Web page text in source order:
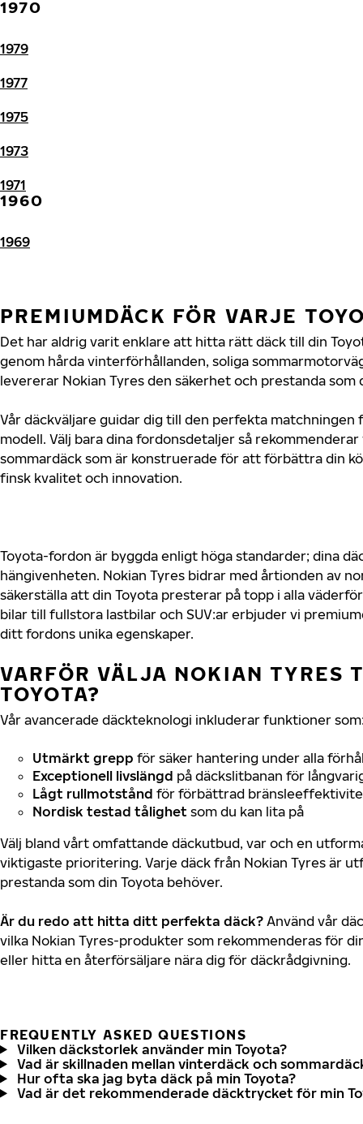
1970
1979
1977
1975
1973
1971
1960
1969
PREMIUMDÄCK FÖR VARJE
Det har aldrig varit enklare att hitta rätt däck till din
genom hårda vinterförhållanden, soliga
levererar Nokian Tyres den säkerhet och prestanda som
Vår däckväljare guidar dig till den perfekta matchningen
modell. Välj bara dina fordonsdetaljer så
sommardäck som är konstruerade för att förbättra din
finsk kvalitet och innovation.
Toyota-fordon är byggda enligt höga standarder; dina
hängivenheten. Nokian Tyres bidrar med årtionden av
säkerställa att din Toyota presterar på topp i alla
bilar till fullstora lastbilar och SUV:ar erbjuder vi
ditt fordons unika egenskaper.
VARFÖR VÄLJA NOKIAN TYRES
TOYOTA?
Vår avancerade däckteknologi inkluderar funktioner
Utmärkt grepp för säker hantering under alla
Exceptionell livslängd på däckslitbanan för
Lågt rullmotstånd för förbättrad
Nordisk testad tålighet som du kan lita på
Välj bland vårt omfattande däckutbud, var och en
viktigaste prioritering. Varje däck från Nokian Tyres är
prestanda som din Toyota behöver.
Är du redo att hitta ditt perfekta däck? Använd vår
vilka Nokian Tyres-produkter som rekommenderas för
eller hitta en återförsäljare nära dig för däckrådgivning.
FREQUENTLY ASKED QUESTIONS
Vilken däckstorlek använder min Toyota?
Vad är skillnaden mellan vinterdäck och
Hur ofta ska jag byta däck på min Toyota?
Vad är det rekommenderade däcktrycket för min